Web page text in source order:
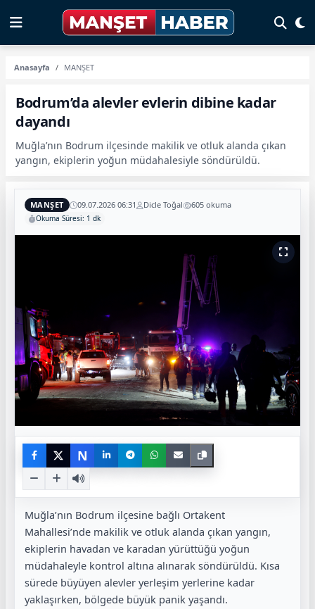
Anasayfa MANŞET
Bodrum’da alevler evlerin dibine kadar
dayandı
Muğla’nın Bodrum ilçesinde makilik ve otluk alanda çıkan
yangın, ekiplerin yoğun müdahalesiyle söndürüldü.
MANŞET 09.07.2026 06:31 Dicle Toğal 605 okuma
Okuma Süresi: 1 dk
N
Muğla’nın Bodrum ilçesine bağlı Ortakent
Mahallesi’nde makilik ve otluk alanda çıkan yangın,
ekiplerin havadan ve karadan yürüttüğü yoğun
müdahaleyle kontrol altına alınarak söndürüldü. Kısa
sürede büyüyen alevler yerleşim yerlerine kadar
yaklaşırken, bölgede büyük panik yaşandı.